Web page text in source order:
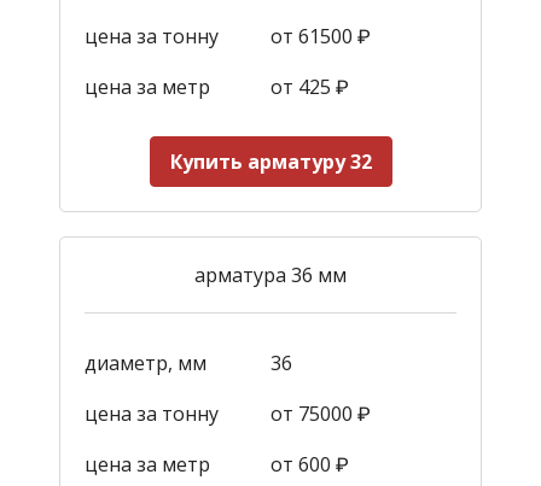
цена за тонну
от 61500 ₽
цена за метр
от 425 ₽
Купить арматуру 32
арматура 36 мм
диаметр, мм
36
цена за тонну
от 75000 ₽
цена за метр
от 600 ₽